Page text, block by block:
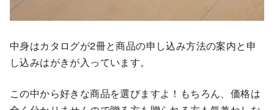
中身はカタログが2冊と商品の申し込み方法の案内と申
し込みはがきが入っています。
この中から好きな商品を選びますよ！もちろん、価格は